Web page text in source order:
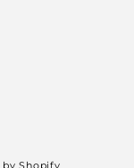
by Shopify